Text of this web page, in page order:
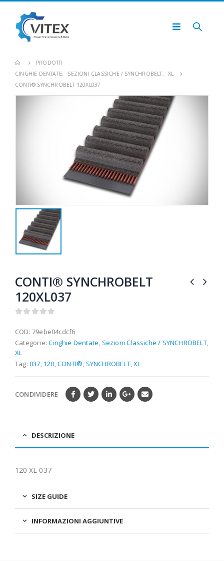
PRODOTTI
CINGHIE DENTATE, SEZIONI CLASSICHE / SYNCHROBELT,
XL
CONTI® SYNCHROBELT 120XL037
CONTI® SYNCHROBELT
120XL037
COD: 79ebe04cdcf6
Categorie:Cinghie Dentate Sezioni Classiche / SYNCHROBELT,
XL
Tag: 037 120 ,CONTI® SYNCHROBELT,XL
CONDIVIDERE
DESCRIZIONE
120 XL 037
SIZE GUIDE
INFORMAZIONI AGGIUNTIVE